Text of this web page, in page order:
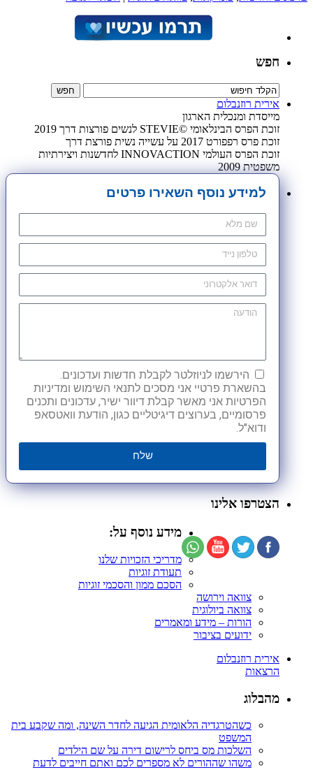
חפש
אירית רוזנבלום
מייסדת ומנכלית הארגון
זוכת הפרס הבינלאומי ©STEVIE לנשים פורצות דרך 2019
זוכת פרס רפפורט 2017 על עשייה נשית פורצת דרך
זוכת הפרס העולמי INNOVACTION לחדשנות ויצירתיות
משפטית 2009
למידע נוסף השאירו פרטים
הירשמו לניוזלטר לקבלת חדשות ועדכונים.
בהשארת פרטיי אני מסכים לתנאי השימוש ומדיניות
הפרטיות אני מאשר קבלת דיוור ישיר, עדכונים ותכנים
פרסומיים, בערוצים דיגיטליים כגון, הודעת וואטסאפ
ודוא"ל.
שלח
הצטרפו אלינו
מידע נוסף על:
מדריכי הזכויות שלנו
תעודת זוגיות
הסכם ממון והסכמי זוגיות
צוואה וירושה
צוואה ביולוגית
הורות – מידע ומאמרים
ידועים בציבור
אירית רוזנבלום
הרצאות
מהבלוג
כשהטרגדיה הלאומית הגיעה לחדר השינה, ומה שקבע בית
המשפט
השלכות מס ביחס לרישום דירה על שם הילדים
משהו שההורים לא מספרים לכם ואתם חייבים לדעת